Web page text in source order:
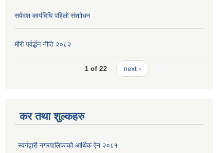
सर्पदंश कार्यविधि पहिलो संशाोधन
मौरी पर्वर्द्धन नीति २०८२
1 of 22 next ›
कर तथा शुल्कहरु
स्वर्गद्वारी नगरपालिकाको आर्थिक ऐन २०८१